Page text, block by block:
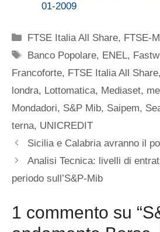
01-2009
Categorie
FTSE Italia All Share, FTSE-
Tag
Banco Popolare, ENEL,
Francoforte, FTSE Italia All Share,
londra, Lottomatica, Mediaset,
Mondadori, S&P Mib, Saipem,
terna, UNICREDIT
Sicilia e Calabria avranno il
Analisi Tecnica: livelli di
periodo sull’S&P-Mib
1 commento su